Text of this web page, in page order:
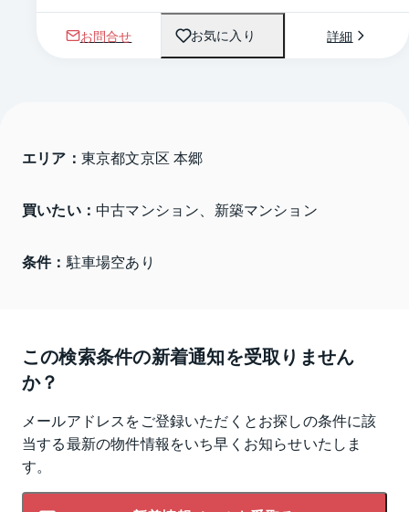
お問合せ お気に入り 詳細
エリア： 東京都文京区 本郷
買いたい： 中古マンション、新築マンション
条件：駐車場空あり
この検索条件の新着通知を受取りません
か？
メールアドレスをご登録いただくとお探しの条件に該
当する最新の物件情報をいち早くお知らせいたしま
す。